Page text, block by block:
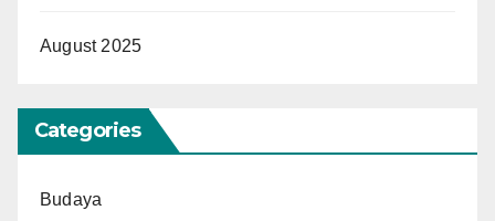
August 2025
Categories
Budaya